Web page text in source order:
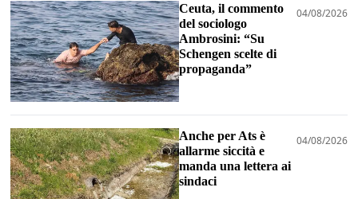
Ceuta, il commento
del sociologo
Ambrosini: “Su
Schengen scelte di
propaganda”
04/08/2026
Anche per Ats è
allarme siccità e
manda una lettera ai
sindaci
04/08/2026